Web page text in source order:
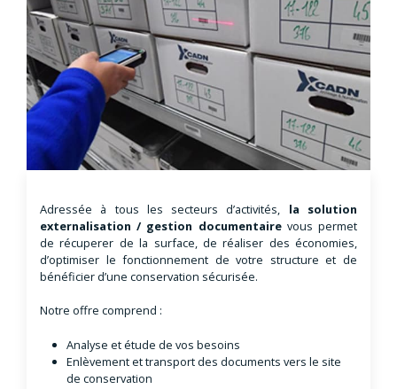
Adressée à tous les secteurs d’activités, la solution
externalisation / gestion documentairevous permet
de récuperer de la surface, de réaliser des économies,
d’optimiser le fonctionnement de votre structure et de
bénéficier d’une conservation sécurisée.
Notre offre comprend :
Analyse et étude de vos besoins
Enlèvement et transport des documents vers le site
de conservation